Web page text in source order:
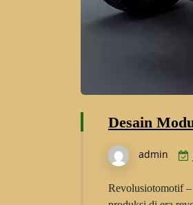
Desain
admin
Revolusiotomotif –